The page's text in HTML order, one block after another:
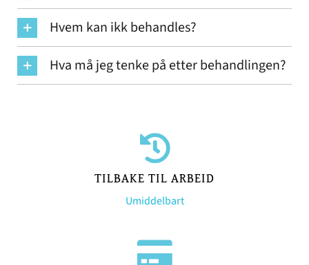
Hvem kan ikk behandles?
Hva må jeg tenke på etter behandlingen?
TILBAKE TIL ARBEID
Umiddelbart